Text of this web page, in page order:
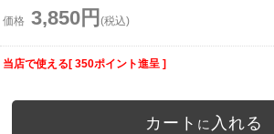
価格 3,850円 (税込)
当店で使える[ 350ポイント進呈 ]
カート に 入れる